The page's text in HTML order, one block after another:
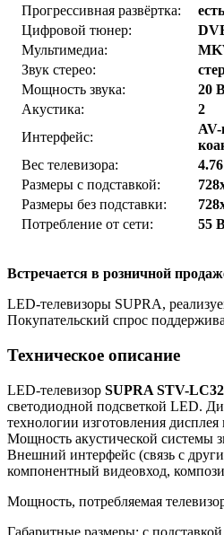
Прогрессивная развёртка:
есть
Цифровой тюнер:
Мультимедиа:
Звук стерео:
Мощность звука:
20
Акустика:
2
Интерфейс:
Вес телевизора:
Размеры с подставкой:
Размеры без подставки:
Потребление от сети:
55
Встречается в розничной
LED-телевизоры SUPRA,
Покупательский спрос
Техническое описание
LED-телевизор SUPRA STV-
светодиодной подсветкой LED.
технологии изготовления
Мощность акустической системы
Внешний интерфейс (связь с
компонентный видеовход,
Мощность, потребляемая
Габаритные размеры: с